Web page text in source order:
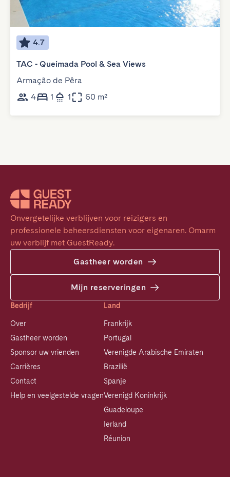
4.7
TAC - Queimada Pool & Sea Views
Armação de Pêra
4
1 1 60 m²
Onvergetelijke verblijven voor reizigers en
professionele beheersdiensten voor eigenaren. Omarm
uw verblijf met GuestReady.
Gastheer worden
Mijn reserveringen
Bedrijf
Over
Gastheer worden
Sponsor uw vrienden
Carrières
Contact
Help en veelgestelde vragen
Land
Frankrijk
Portugal
Verenigde Arabische Emiraten
Brazilië
Spanje
Verenigd Koninkrijk
Guadeloupe
Ierland
Réunion